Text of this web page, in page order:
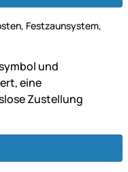
Festzaunsystem,